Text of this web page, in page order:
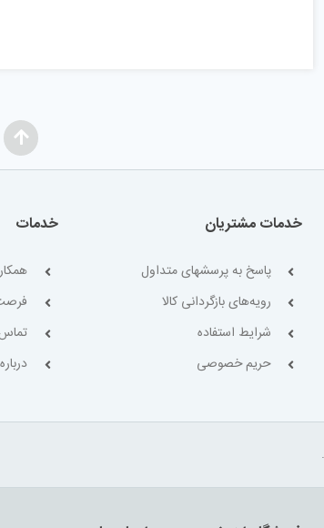
خدمات مشتریان
پاسخ به پرسشهای متداول
رویه‌های بازگردانی کالا
شرایط استفاده
حریم خصوصی
خدمات
تماس